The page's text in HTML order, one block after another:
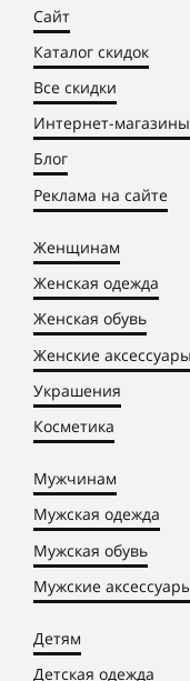
Сайт
Каталог скидок
Все скидки
Интернет-магазины
Блог
Реклама на сайте
Женщинам
Женская одежда
Женская обувь
Женские аксессуары
Украшения
Косметика
Мужчинам
Мужская одежда
Мужская обувь
Мужские
Детям
Детская одежда